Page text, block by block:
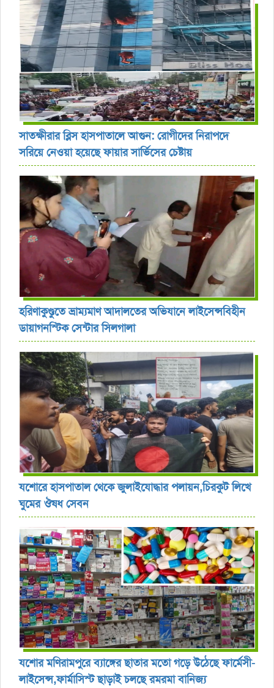
সাতক্ষীরার ব্লিস হাসপাতালে আগুন: রোগীদের নিরাপদে
সরিয়ে নেওয়া হয়েছে ফায়ার সার্ভিসের চেষ্টায়
হরিণাকুণ্ডুতে ভ্রাম্যমাণ আদালতের অভিযানে লাইসেন্সবিহীন
ডায়াগনস্টিক সেন্টার সিলগালা
যশোরে হাসপাতাল থেকে জুলাইযোদ্ধার পলায়ন,চিরকুট লিখে
ঘুমের ঔষধ সেবন
যশোর ‎মণিরামপুরে ব্যাঙ্গের ছাতার মতো গড়ে উঠেছে ফার্মেসী-
লাইসেন্স,ফার্মাসিস্ট ছাড়াই চলছে রমরমা বানিজ্য ‎